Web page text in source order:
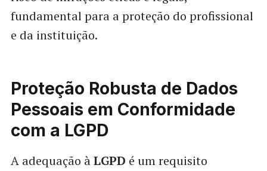
fundamental para a proteção do profissional
e da instituição.
Proteção Robusta de Dados
Pessoais em Conformidade
com a LGPD
A adequação àLGPD é um requisito